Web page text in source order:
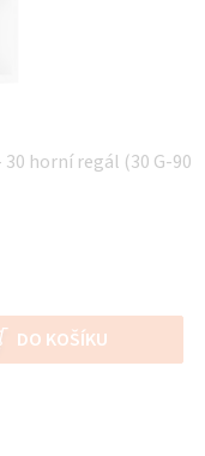
horní regál (30 G-90
DO KOŠÍKU